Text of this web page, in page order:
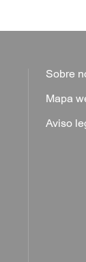
Sobre
Mapa
Aviso